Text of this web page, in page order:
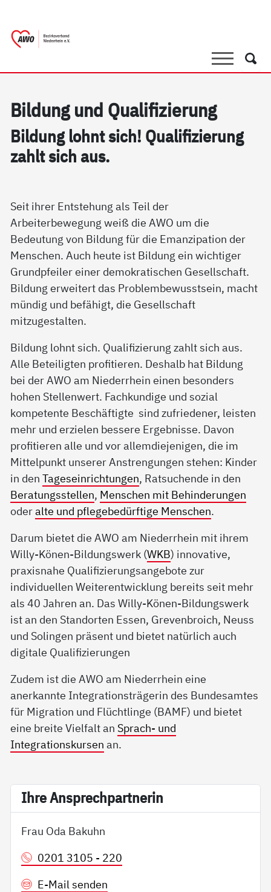
SucheSuche
Bil­dung und Qua­li­fi­zie­rung
Bil­dung lohnt sich! Qua­li­fi­zie­rung
zahlt sich aus.
Seit ihrer Entstehung als Teil der
Arbeiterbewegung weiß die AWO um die
Bedeutung von Bildung für die Emanzipation der
Menschen. Auch heute ist Bildung ein wichtiger
Grundpfeiler einer demokratischen Gesellschaft.
Bildung erweitert das Problembewusstsein, macht
mündig und befähigt, die Gesellschaft
mitzugestalten.
Bildung lohnt sich. Qualifizierung zahlt sich aus.
Alle Beteiligten profitieren. Deshalb hat Bildung
bei der AWO am Niederrhein einen besonders
hohen Stellenwert. Fachkundige und sozial
kompetente Beschäftigte sind zufriedener, leisten
mehr und erzielen bessere Ergebnisse. Davon
profitieren alle und vor allemdiejenigen, die im
Mittelpunkt unserer Anstrengungen stehen: Kinder
in denTageseinrichtungen, Ratsuchende in den
Beratungsstellen, Menschen mit Behinderungen
oderalte und pflegebedürftige Menschen.
Darum bietet die AWO am Niederrhein mit ihrem
Willy-Könen-Bildungswerk (WKB) innovative,
praxisnahe Qualifizierungsangebote zur
individuellen Weiterentwicklung bereits seit mehr
als 40 Jahren an. Das Willy-Könen-Bildungswerk
ist an den Standorten Essen, Grevenbroich, Neuss
und Solingen präsent und bietet natürlich auch
digitale Qualifizierungen
Zudem ist die AWO am Niederrhein eine
anerkannte Integrationsträgerin des Bundesamtes
für Migration und Flüchtlinge (BAMF) und bietet
eine breite Vielfalt an Sprach- und
Integrationskursen an.
Ih­re An­sp­rech­part­ne­rin
Frau Oda Bakuhn
0201 3105 - 220
E-Mail senden